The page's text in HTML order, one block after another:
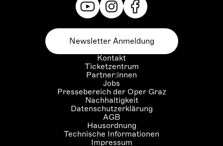
Kontakt
Ticketzentrum
Partner:innen
Jobs
Pressebereich der Oper Graz
Nachhaltigkeit
Datenschutzerklärung
AGB
Hausordnung
Technische Informationen
Impressum
Newsletter Anmeldung